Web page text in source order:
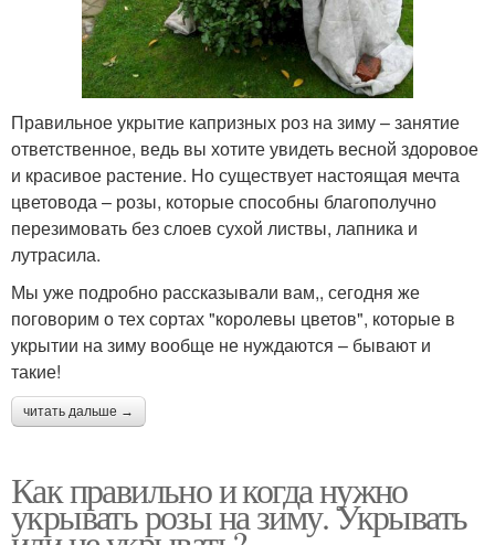
Правильное укрытие капризных роз на зиму – занятие
ответственное, ведь вы хотите увидеть весной здоровое
и красивое растение. Но существует настоящая мечта
цветовода – розы, которые способны благополучно
перезимовать без слоев сухой листвы, лапника и
лутрасила.
Мы уже подробно рассказывали вам,, сегодня же
поговорим о тех сортах "королевы цветов", которые в
укрытии на зиму вообще не нуждаются – бывают и
такие!
читать дальше →
Как правильно и когда нужно
укрывать розы на зиму. Укрывать